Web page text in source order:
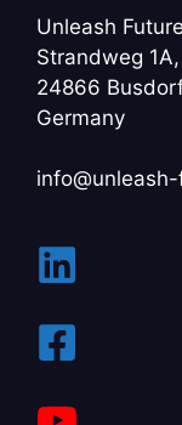
Unleash
Strandweg
24866
Germany